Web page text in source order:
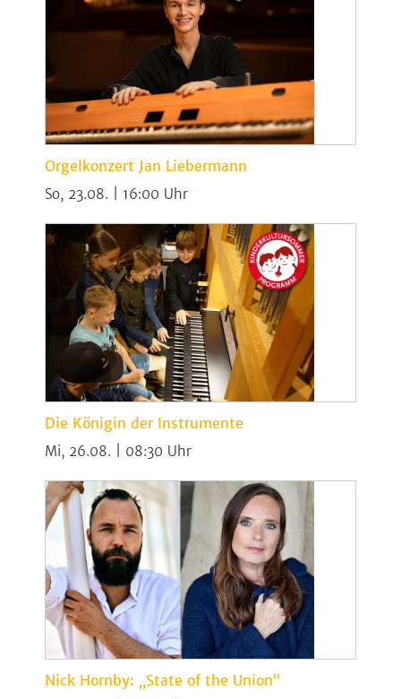
Orgelkonzert Jan Liebermann
So, 23.08. | 16:00
Die Königin der Instrumente
Mi, 26.08. | 08:30
Nick Hornby: „State of the Union“